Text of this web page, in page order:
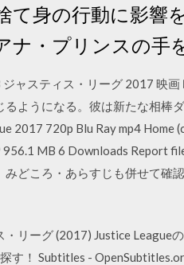
て身の行動に影響
ナ・プリンスの手
ャスティス・リーグ 2017 映画
るようになる。彼は新たな相棒
2017 720p Blu Ray mp4
MB 6 Downloads Report
みどころ・あらすじも併せて確
・リーグ (2017) Justice League
す！ Subtitles -